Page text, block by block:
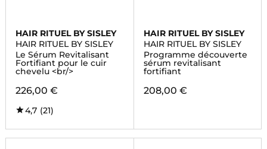
HAIR RITUEL BY SISLEY
HAIR RITUEL BY SISLEY
Le Sérum Revitalisant
Fortifiant pour le cuir
chevelu <br/>
226,00 €
4,7 (21)
HAIR RITUEL BY SISLEY
HAIR RITUEL BY SISLEY
Programme découverte
sérum revitalisant
fortifiant
208,00 €